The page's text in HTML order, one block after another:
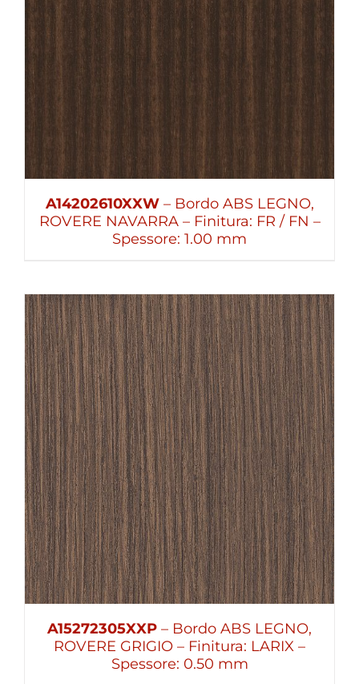
A14202610XXW– Bordo ABS LEGNO,
ROVERE NAVARRA – Finitura: FR / FN –
Spessore: 1.00 mm
A15272305XXP – Bordo ABS LEGNO,
ROVERE GRIGIO – Finitura: LARIX –
Spessore: 0.50 mm